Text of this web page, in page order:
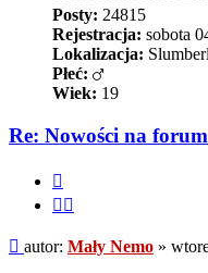
Posty: 24815
Rejestracja: sobota
Lokalizacja:
Płeć:
Wiek: 19
Re: Nowości na forum
Post
autor: Mały Nemo »